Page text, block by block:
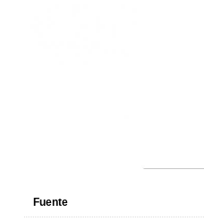
Fuente